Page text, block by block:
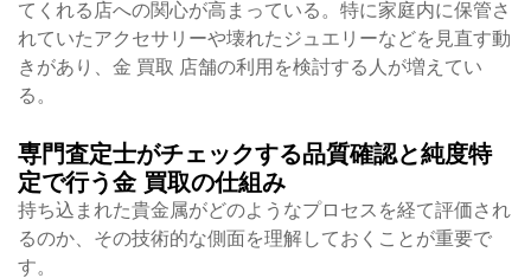
てくれる店への関心が高まっている。特に家庭内に保管さ
れていたアクセサリーや壊れたジュエリーなどを見直す動
きがあり、金 買取 店舗の利用を検討する人が増えてい
る。
専門査定士がチェックする品質確認と純度特
定で行う金 買取の仕組み
持ち込まれた貴金属がどのようなプロセスを経て評価され
るのか、その技術的な側面を理解しておくことが重要で
す。